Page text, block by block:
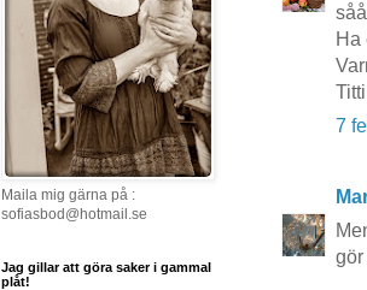
Ha
Titti
7
gör
Maila mig gärna på :
sofiasbod@hotmail.se
Jag gillar att göra saker i gammal
plåt!